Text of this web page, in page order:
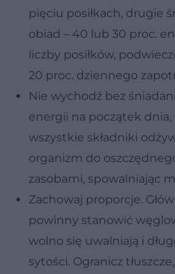
pięciu posiłkach, drugie
obiad – 40 lub 30 proc.
liczby posiłków,
20 proc. dziennego
Nie wychodź bez
energii na początek
wszystkie składniki
organizm do
zasobami, spowalniając
Zachowaj proporcje.
powinny stanowić
wolno się uwalniają i
sytości. Ogranicz